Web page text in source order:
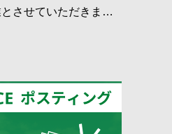
させていただきま